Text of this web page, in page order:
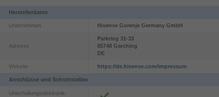
Herstellerdaten
Unternehmen Hisense Gorenje Germany GmbH
Adresse
Parkring 31-33
85748 Garching
DE
Website https://de.hisense.com/impressum
Anschlüsse und Schnittstellen
Unterhaltungselektronik-